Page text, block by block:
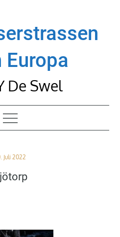
Europa
De Swel
Juli 2022